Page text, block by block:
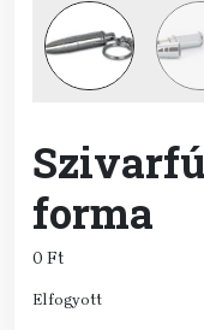
forma
0 Ft
Elfogyott